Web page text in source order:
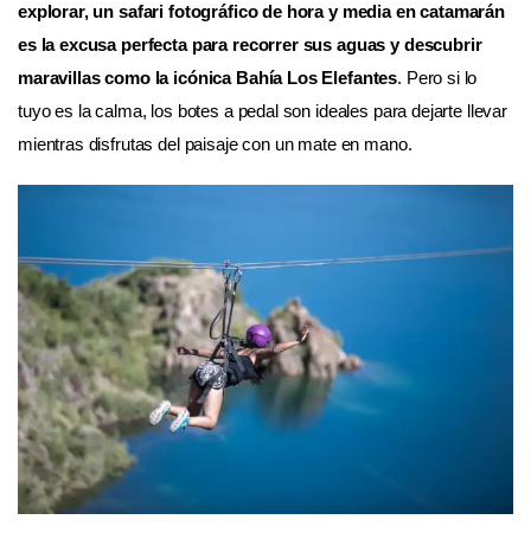
explorar, un safari fotográfico de hora y media en catamarán
es la excusa perfecta para recorrer sus aguas y descubrir
maravillas como la icónica Bahía Los Elefantes. Pero si lo
tuyo es la calma, los botes a pedal son ideales para dejarte llevar
mientras disfrutas del paisaje con un mate en mano.